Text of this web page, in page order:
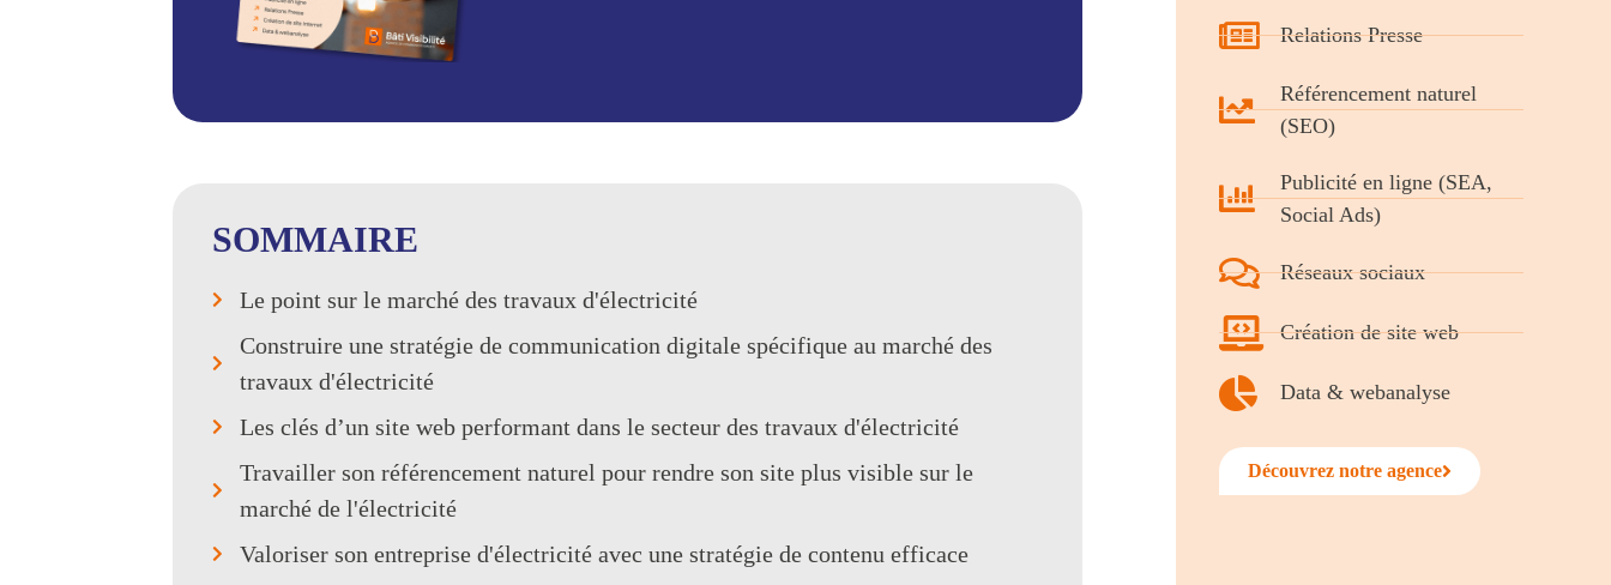
SOMMAIRE
Le point sur le marché des travaux d'électricité
Construire une stratégie de communication digitale spécifique au marché des
travaux d'électricité
Les clés d’un site web performant dans le secteur des travaux d'électricité
Travailler son référencement naturel pour rendre son site plus visible sur le
marché de l'électricité
Valoriser son entreprise d'électricité avec une stratégie de contenu efficace
Relations Presse
Référencement naturel
(SEO)
Publicité en ligne (SEA,
Social Ads)
Réseaux sociaux
Création de site web
Data & webanalyse
Découvrez notre agence